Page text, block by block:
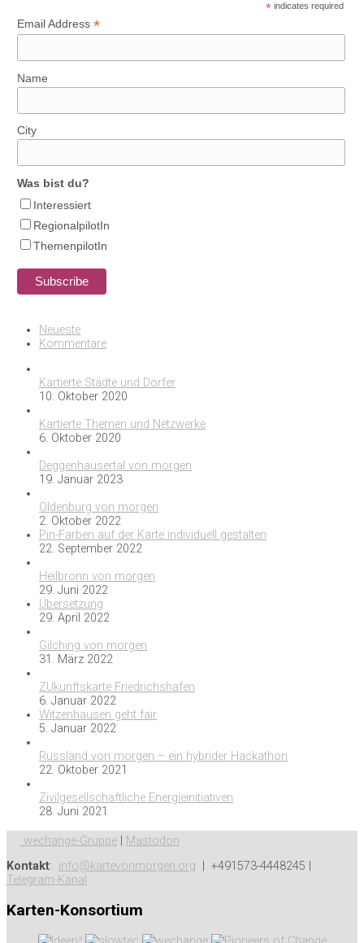
* indicates required
Email Address *
Name
City
Was bist du?
Interessiert
RegionalpilotIn
ThemenpilotIn
Neueste
Kommentare
Kartierte Städte und Dörfer
10. Oktober 2020
Kartierte Themen und Netzwerke
6. Oktober 2020
Deggenhausertal von morgen
19. Januar 2023
Oldenburg von morgen
2. Oktober 2022
Pin-Farben auf der Karte individuell gestalten
22. September 2022
Heilbronn von morgen
29. Juni 2022
Übersetzung
29. April 2022
Gilching von morgen
31. März 2022
ZUkunftskarte Friedrichshafen
6. Januar 2022
Witzenhausen geht fair
5. Januar 2022
Russland von morgen – ein hybrider Hackathon
22. Oktober 2021
Zivilgesellschaftliche Energieinitiativen
28. Juni 2021
wechange-Gruppe
Mastodon
Kontakt: info@kartevonmorgen.org | +491573-4448245 |
Telegram-Kanal
Karten-Konsortium